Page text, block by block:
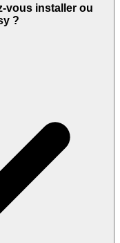
vous installer ou
?